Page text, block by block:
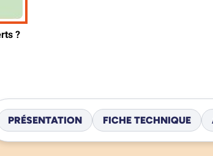
PRÉSENTATION FICHE TECHNIQUE